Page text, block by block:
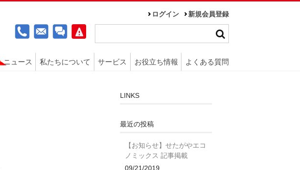
ログイン 新規会員登録
ニュース 私たちについて サービス お役立ち情報 よくある質問
LINKS
最近の投稿
【お知らせ】せたがやエコ
ノミックス 記事掲載
09/21/2019